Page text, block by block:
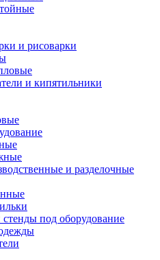
и рисоварки
и кипятильники
и разделочные
под оборудование